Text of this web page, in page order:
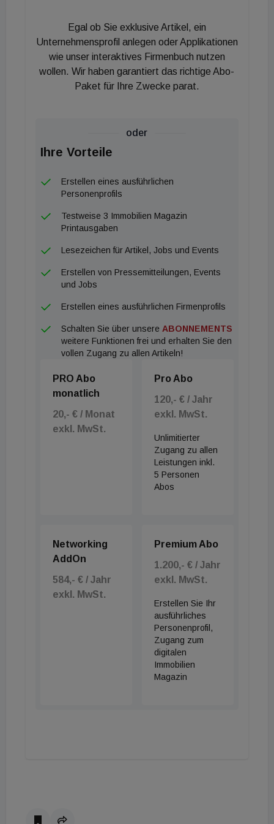
Polestar wird mit seinem innovativen Retail-
Konzept die Innenstadt bereichern und für
gesteigertes Interesse an nachhaltiger Mobilität
sorgen.“ Tanja Tanczer, Head of Retail Colliers
Österreich: „Es ist großartig, im Hochhaus
Vordergrund stehen. Der Showroom besticht
zukünftig mit seiner zentralen Lage, dem Know-how
der Produktspezialisten und der einzigartigen
Designsprache von Polestar, die sich auch im
Showroom widerspiegeln wird.“
Egal ob Sie exklusive Artikel, ein
Unternehmensprofil anlegen oder Applikationen
wie unser interaktives Firmenbuch nutzen
wollen. Wir haben garantiert das richtige Abo-
Paket für Ihre Zwecke parat.
oder
Ihre Vorteile
Erstellen eines ausführlichen
Personenprofils
Testweise 3 Immobilien Magazin
Printausgaben
Lesezeichen für Artikel, Jobs und Events
Erstellen von Pressemitteilungen, Events
und Jobs
Erstellen eines ausführlichen Firmenprofils
Schalten Sie über unsere ABONNEMENTS
weitere Funktionen frei und erhalten Sie den
vollen Zugang zu allen Artikeln!
PRO Abo
monatlich
20,- € / Monat
exkl. MwSt.
Pro Abo
120,- € / Jahr
exkl. MwSt.
Unlimitierter
Zugang zu allen
Leistungen inkl.
5 Personen
Abos
Networking
AddOn
584,- € / Jahr
exkl. MwSt.
Premium Abo
1.200,- € / Jahr
exkl. MwSt.
Erstellen Sie Ihr
ausführliches
Personenprofil,
Zugang zum
digitalen
Immobilien
Magazin